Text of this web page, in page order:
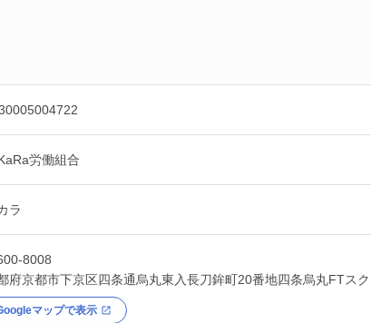
労働組合
ラ
8008
府京都市下京区四条通烏丸東入長刀鉾町20番地四条烏丸FTス
マップで表示